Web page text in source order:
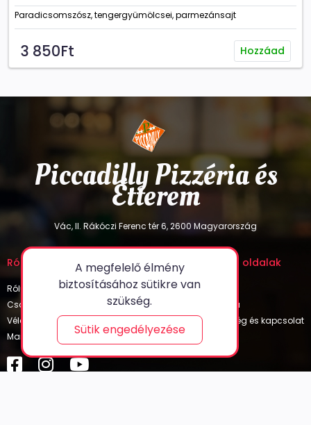
Paradicsomszósz, tengergyümölcsei, parmezánsajt
3 850Ft Hozzáad
Piccadilly Pizzéria és
Étterem
Vác, II. Rákóczi Ferenc tér 6, 2600 Magyarország
Rólunk
Rólunk
Csapatunk
Vélemények
Mai ajánlat
Jogi nyilatkozat
Adatvédelmi Irányelvek
Visszatérítési Szabályzat
Egyéb oldalak
Galéria
Segítség és kapcsolat
A megfelelő élmény
biztosításához sütikre van
szükség.
Sütik engedélyezése